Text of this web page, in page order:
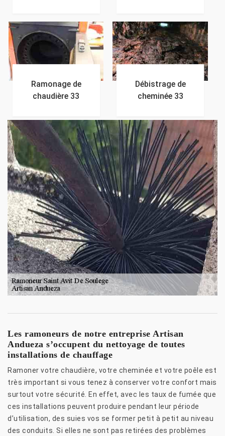
Ramonage de
chaudière 33
Débistrage de
cheminée 33
Les ramoneurs de notre entreprise Artisan
Andueza s’occupent du nettoyage de toutes
installations de chauffage
Ramoner votre chaudière, votre cheminée et votre poêle est
très important si vous tenez à conserver votre confort mais
surtout votre sécurité. En effet, avec les taux de fumée que
ces installations peuvent produire pendant leur période
d’utilisation, des suies vos se former petit à petit au niveau
des conduits. Si elles ne sont pas retirées des problèmes